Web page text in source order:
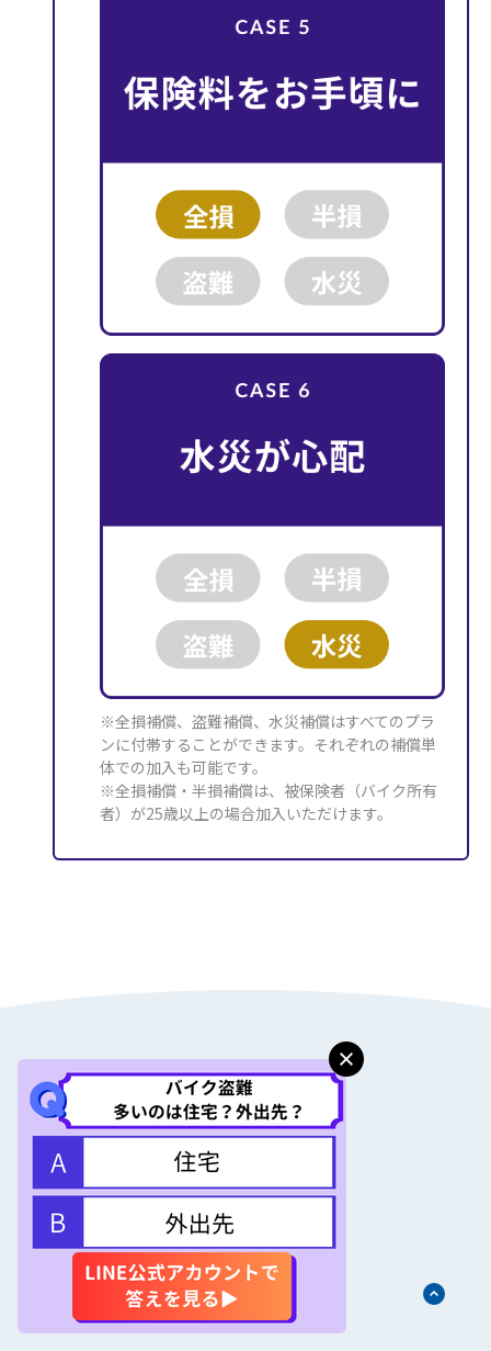
※全損補償、盗難補償、水災補償はすべてのプラ
ンに付帯することができます。それぞれの補償単
体での加入も可能です。
※全損補償・半損補償は、被保険者（バイク所有
者）が25歳以上の場合加入いただけます。
PRICE
保険料例